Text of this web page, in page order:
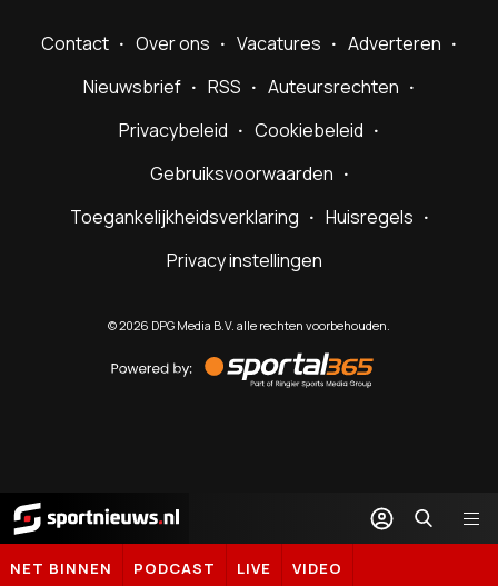
Contact Over ons Vacatures
Adverteren
Nieuwsbrief
RSS
Auteursrechten
Privacybeleid
Cookiebeleid
Gebruiksvoorwaarden
Toegankelijkheidsverklaring
Huisregels
Privacy instellingen
©2026 DPG Media B.V. alle rechten voorbehouden.
by
Sportal365
Sportnieuws.nl
NET BINNEN PODCAST LIVE VIDEO